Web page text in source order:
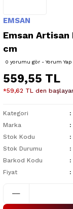
EMSAN
Emsan Artisan
cm
0 yorumu gör - Yorum Yap
559,55 TL
*59,62 TL den
Kategori
Marka
Stok Kodu
Stok Durumu
Barkod Kodu
Fiyat